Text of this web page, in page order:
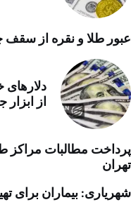
عبور طلا و نقره از سقف
دلارهای
از
پرداخت مطالبات مراکز
تهران
شهریاری: بیماران برای